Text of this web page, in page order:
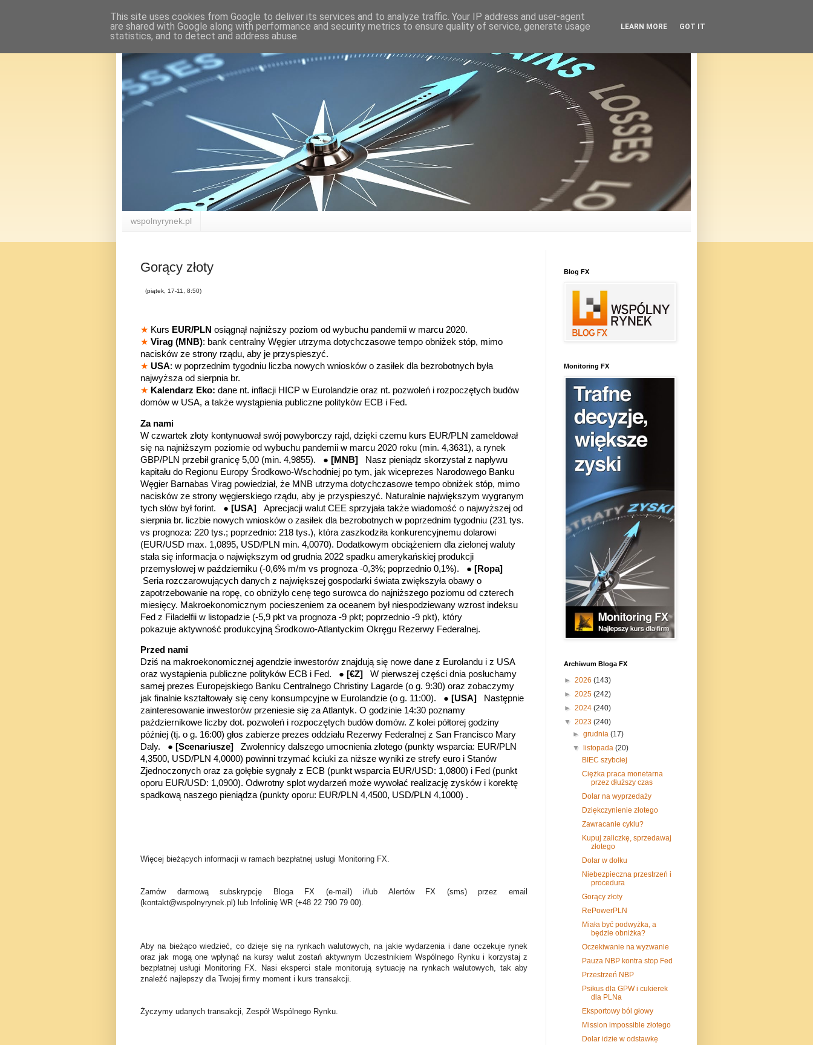
wspolnyrynek.pl
Gorący złoty
(piątek, 17-11, 8:50)
★ Kurs EUR/PLN osiągnął najniższy poziom od wybuchu pandemii w marcu 2020.
★ Virag (MNB): bank centralny Węgier utrzyma dotychczasowe tempo obniżek stóp, mimo
nacisków ze strony rządu, aby je przyspieszyć.
★ USA: w poprzednim tygodniu liczba nowych wniosków o zasiłek dla bezrobotnych była
najwyższa od sierpnia br.
★ Kalendarz Eko: dane nt. inflacji HICP w Eurolandzie oraz nt. pozwoleń i rozpoczętych budów
domów w USA, a także wystąpienia publiczne polityków ECB i Fed.
Za nami
W czwartek złoty kontynuował swój powyborczy rajd, dzięki czemu kurs EUR/PLN zameldował
się na najniższym poziomie od wybuchu pandemii w marcu 2020 roku (min. 4,3631), a rynek
GBP/PLN przebił granicę 5,00 (min. 4,9855). ● [MNB]
Nasz pieniądz skorzystał z napływu
kapitału do Regionu Europy Środkowo-Wschodniej po tym, jak wiceprezes Narodowego Banku
Węgier Barnabas Virag powiedział, że MNB utrzyma dotychczasowe tempo obniżek stóp, mimo
nacisków ze strony węgierskiego rządu, aby je przyspieszyć. Naturalnie największym wygranym
tych słów był forint. ● [USA] Aprecjacji walut CEE sprzyjała także wiadomość o najwyższej od
sierpnia br. liczbie nowych wniosków o zasiłek dla bezrobotnych w poprzednim tygodniu (231 tys.
vs prognoza: 220 tys.; poprzednio: 218 tys.), która zaszkodziła konkurencyjnemu dolarowi
(EUR/USD max. 1,0895, USD/PLN min. 4,0070). Dodatkowym obciążeniem dla zielonej waluty
stała się informacja o największym od grudnia 2022 spadku amerykańskiej produkcji
przemysłowej w październiku (-0,6% m/m vs prognoza -0,3%; poprzednio 0,1%). ● [Ropa]
Seria rozczarowujących danych z największej gospodarki świata zwiększyła obawy o
zapotrzebowanie na ropę, co obniżyło cenę tego surowca do najniższego poziomu od czterech
miesięcy. Makroekonomicznym pocieszeniem za oceanem był niespodziewany wzrost indeksu
Fed z Filadelfii w listopadzie (-5,9 pkt va prognoza -9 pkt; poprzednio -9 pkt), który
pokazuje aktywność produkcyjną Środkowo-Atlantyckim Okręgu Rezerwy Federalnej.
Przed nami
Dziś na makroekonomicznej agendzie inwestorów znajdują się nowe dane z Eurolandu i z USA
oraz wystąpienia publiczne polityków ECB i Fed. ● [€Z] W pierwszej części dnia posłuchamy
samej prezes Europejskiego Banku Centralnego Christiny Lagarde (o g. 9:30) oraz zobaczymy
jak finalnie kształtowały się ceny konsumpcyjne w Eurolandzie (o g. 11:00). ● [USA]
Następnie
zainteresowanie inwestorów przeniesie się za Atlantyk. O godzinie 14:30 poznamy
październikowe liczby dot. pozwoleń i rozpoczętych budów domów. Z kolei półtorej godziny
później (tj. o g. 16:00) głos zabierze prezes oddziału Rezerwy Federalnej z San Francisco Mary
Daly. ● [Scenariusze] Zwolennicy dalszego umocnienia złotego (punkty wsparcia: EUR/PLN
4,3500, USD/PLN 4,0000) powinni trzymać kciuki za niższe wyniki ze strefy euro i Stanów
Zjednoczonych oraz za gołębie sygnały z ECB (punkt wsparcia EUR/USD: 1,0800) i Fed (punkt
oporu EUR/USD: 1,0900). Odwrotny splot wydarzeń może wywołać realizację zysków i korektę
spadkową naszego pieniądza (punkty oporu: EUR/PLN 4,4500, USD/PLN 4,1000) .
Więcej bieżących informacji w ramach bezpłatnej usługi Monitoring FX.
Zamów darmową subskrypcję Bloga FX (e-mail) i/lub Alertów FX (sms) przez email
(kontakt@wspolnyrynek.pl) lub Infolinię WR (+48 22 790 79 00).
Aby na bieżąco wiedzieć, co dzieje się na rynkach walutowych, na jakie wydarzenia i dane oczekuje rynek
oraz jak mogą one wpłynąć na kursy walut zostań aktywnym Uczestnikiem Wspólnego Rynku i korzystaj z
bezpłatnej usługi Monitoring FX. Nasi eksperci stale monitorują sytuację na rynkach walutowych, tak aby
znaleźć najlepszy dla Twojej firmy moment i kurs transakcji.
Życzymy udanych transakcji, Zespół Wspólnego Rynku.
Blog FX
Monitoring FX
Archiwum Bloga FX
► 2026 (143)
► 2025 (242)
► 2024 (240)
▼ 2023 (240)
►grudnia(17)
▼listopada(20)
BIEC szybciej
Ciężka praca monetarna
przez dłuższy czas
Dolar na wyprzedaży
Dziękczynienie złotego
Zawracanie cyklu?
Kupuj zaliczkę, sprzedawaj
złotego
Dolar w dołku
Niebezpieczna przestrzeń i
procedura
Gorący złoty
RePowerPLN
Miała być podwyżka, a
będzie obniżka?
Oczekiwanie na wyzwanie
Pauza NBP kontra stop Fed
Przestrzeń NBP
Psikus dla GPW i cukierek
dla PLNa
Eksportowy ból głowy
Mission impossible złotego
Dolar idzie w odstawkę
This site uses cookies from Google to deliver its services and to analyze traffic. Your IP address and user-agent
are shared with Google along with performance and security metrics to ensure quality of service, generate usage
statistics, and to detect and address abuse.
LEARN MORE GOT IT